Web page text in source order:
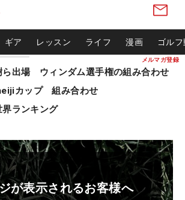
メルマガ登録
ギア レッスン ライフ 漫画 ゴル
ら出場 ウィンダム選手権の組み合わせ
カップ 組み合わせ
界ランキング
が表示されるお客様へ